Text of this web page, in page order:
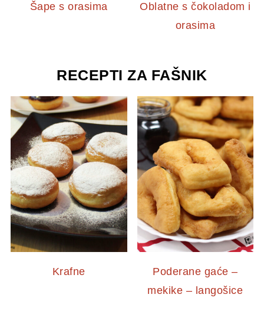
Šape s orasima
Oblatne s čokoladom i
orasima
RECEPTI ZA FAŠNIK
Krafne
Poderane gaće –
mekike – langošice